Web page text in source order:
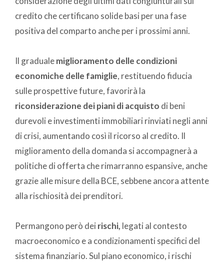
credito che certificano solide basi per una fase
positiva del comparto anche per i prossimi anni.
Il gradualemiglioramento delle condizioni
economiche delle famiglie, restituendo fiducia
sulle prospettive future, favorirà la
riconsiderazione dei piani di acquisto di beni
durevoli e investimenti immobiliari rinviati negli anni
di crisi, aumentando così il ricorso al credito. Il
miglioramento della domanda si accompagnerà a
politiche di offerta che rimarranno espansive, anche
grazie alle misure della BCE, sebbene ancora attente
alla rischiosità dei prenditori.
Permangono però dei rischi, legati al contesto
macroeconomico e a condizionamenti specifici del
sistema finanziario. Sul piano economico, i rischi